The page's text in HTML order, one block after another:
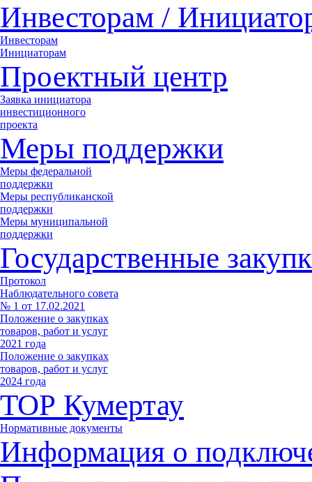
Инвесторам /
Инвесторам
Инициаторам
Проектный центр
Заявка инициатора
инвестиционного
проекта
Меры поддержки
Меры федеральной
поддержки
Меры республиканской
поддержки
Меры муниципальной
поддержки
Государственные
Протокол
Наблюдательного совета
№ 1 от 17.02.2021
Положение о закупках
товаров, работ и услуг
2021 года
Положение о закупках
товаров, работ и услуг
2024 года
ТОР Кумертау
Нормативные документы
Информация о